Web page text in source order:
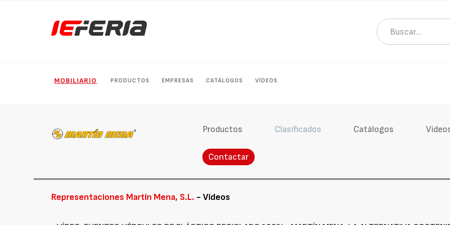
MOBILIARIO PRODUCTOS EMPRESAS CATÁLOGOS VÍDEOS
Productos Clasificados Catálogos
Contactar
Representaciones Martín Mena, S.L. - Vídeos